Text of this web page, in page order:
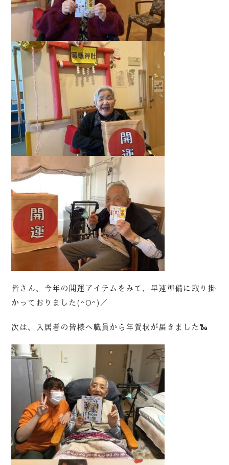
皆さん、今年の開運アイテムをみて、早速準備に取り掛
かっておりました(^O^)／
次は、入居者の皆様へ職員から年賀状が届きました🐍